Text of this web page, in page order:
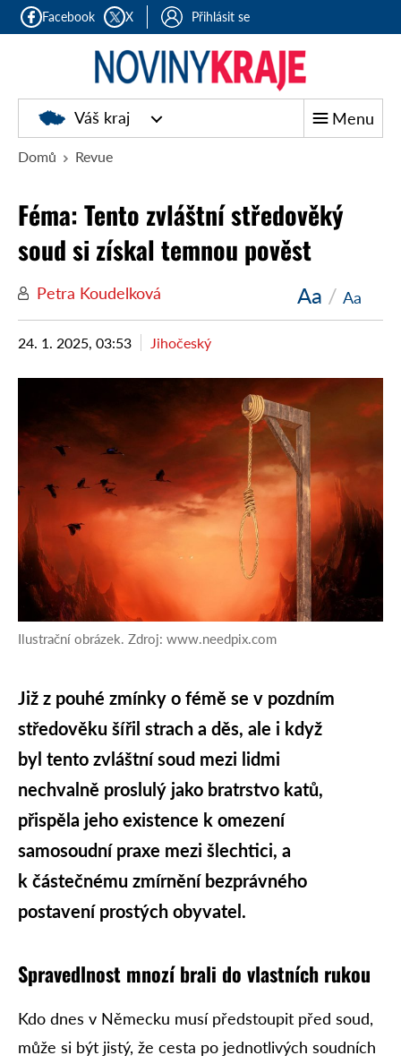
Facebook X Přihlásit se
Noviny
kraje
Váš kraj Menu
Domů Revue
Féma: Tento zvláštní středověký
soud si získal temnou pověst
Petra Koudelková Aa / Aa
24. 1. 2025, 03:53 Jihočeský
Ilustrační obrázek. Zdroj: www.needpix.com
Již z pouhé zmínky o fémě se v pozdním
středověku šířil strach a děs, ale i když
byl tento zvláštní soud mezi lidmi
nechvalně proslulý jako bratrstvo katů,
přispěla jeho existence k omezení
samosoudní praxe mezi šlechtici, a
k částečnému zmírnění bezprávného
postavení prostých obyvatel.
Spravedlnost mnozí brali do vlastních rukou
Kdo dnes v Německu musí předstoupit před soud,
může si být jistý, že cesta po jednotlivých soudních